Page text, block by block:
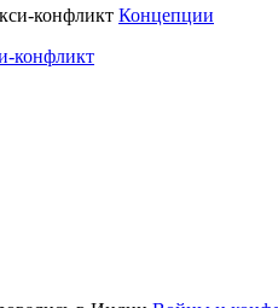
Концепции
конфликт